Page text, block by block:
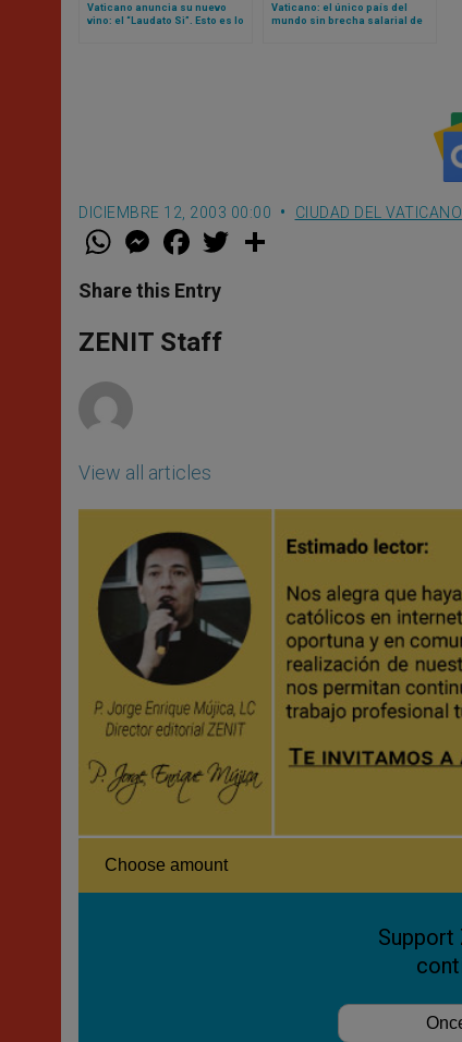
Vaticano anuncia su nuevo
vino: el “Laudato Si”. Esto es lo
Vaticano: el único país del
mundo sin brecha salarial de
DICIEMBRE 12, 2003 00:00 CIUDAD DEL VATICANO
W
t
s
p
p
M
e
s
e
g
e
F
a
e
b
o
k
w
Share this Entry
ZENIT Staff
View all articles